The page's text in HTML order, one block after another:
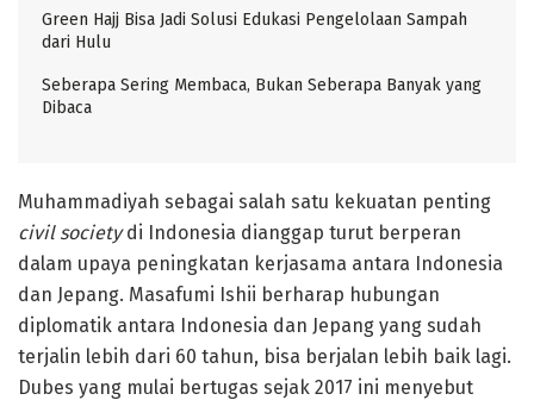
Green Hajj Bisa Jadi Solusi Edukasi Pengelolaan Sampah
dari Hulu
Seberapa Sering Membaca, Bukan Seberapa Banyak yang
Dibaca
Muhammadiyah sebagai salah satu kekuatan penting
civil societydi Indonesia dianggap turut berperan
dalam upaya peningkatan kerjasama antara Indonesia
dan Jepang. Masafumi Ishii berharap hubungan
diplomatik antara Indonesia dan Jepang yang sudah
terjalin lebih dari 60 tahun, bisa berjalan lebih baik lagi.
Dubes yang mulai bertugas sejak 2017 ini menyebut